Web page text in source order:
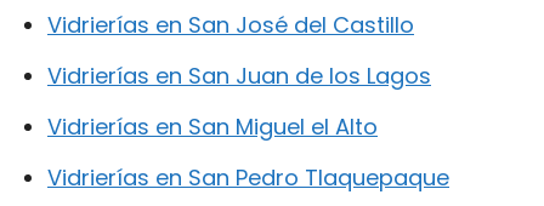
Vidrierías en San José del Castillo
Vidrierías en San Juan de los Lagos
Vidrierías en San Miguel el Alto
Vidrierías en San Pedro Tlaquepaque